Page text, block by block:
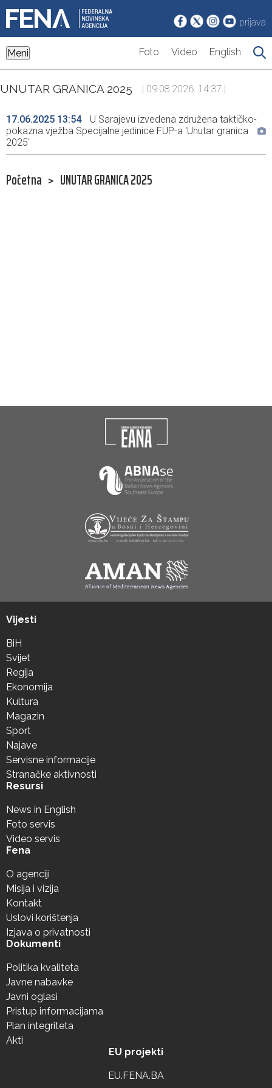
prijava
Meni Foto Video English
UNUTAR GRANICA 2025 | 09.08.2026. 14:37 |
17.06.2025 13:54
U Sarajevu izvedena združena taktičko-
pokazna vježba Specijalne jedinice FUP-a 'Unutar granica
2025'
Početna > UNUTAR GRANICA 2025
Vijesti
BiH
Svijet
Regija
Ekonomija
Kultura
Magazin
Sport
Najave
Servisne informacije
Stranačke aktivnosti
Resursi
News in English
Foto servis
Video servis
Fena
O agenciji
Misija i vizija
Kontakt
Uslovi korištenja
Izjava o privatnosti
Dokumenti
Politika kvaliteta
Javne nabavke
Javni oglasi
Pristup informacijama
Plan integriteta
Akti
EU projekti
EU.FENA.BA